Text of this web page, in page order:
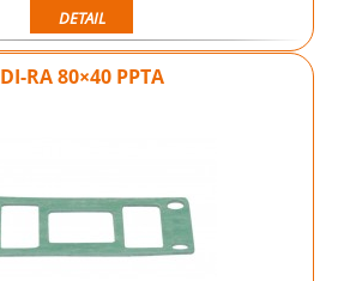
DETAIL
DI-RA 80×40 PPTA